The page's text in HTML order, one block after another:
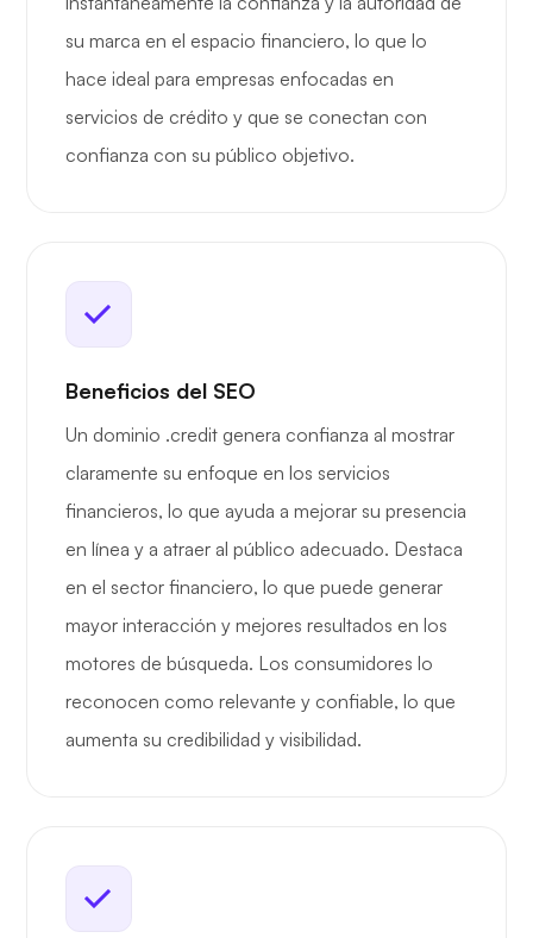
su marca en el espacio financiero, lo que lo
hace ideal para empresas enfocadas en
servicios de crédito y que se conectan con
confianza con su público objetivo.
Beneficios del SEO
Un dominio .credit genera confianza al mostrar
claramente su enfoque en los servicios
financieros, lo que ayuda a mejorar su presencia
en línea y a atraer al público adecuado. Destaca
en el sector financiero, lo que puede generar
mayor interacción y mejores resultados en los
motores de búsqueda. Los consumidores lo
reconocen como relevante y confiable, lo que
aumenta su credibilidad y visibilidad.